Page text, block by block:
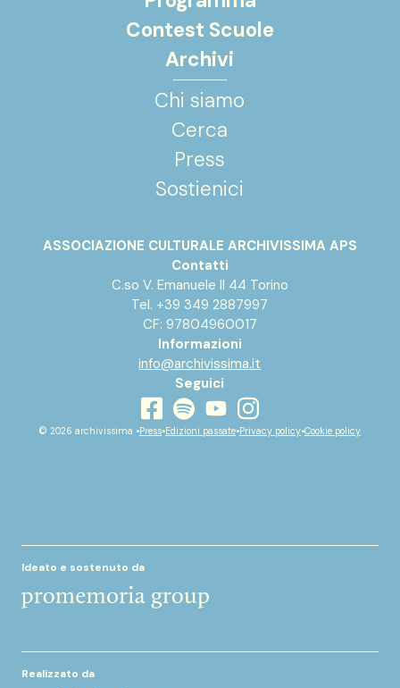
Contest Scuole
Archivi
Chi siamo
Cerca
Press
Sostienici
ASSOCIAZIONE CULTURALE ARCHIVISSIMA APS
Contatti
C.so V. Emanuele II 44 Torino
Tel. +39 349 2887997
CF: 97804960017
Informazioni
info@archivissima.it
Seguici
facebook
spotifyyoutubeinstagram
© 2026 archivissima •Press•Edizioni passate•Privacy policy•Cookie policy
Ideato e sostenuto da
Realizzato da